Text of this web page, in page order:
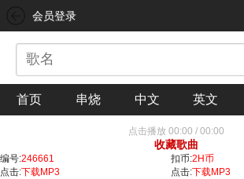
会员登录
首页 串烧 中文 英文
点击播放 00:00 / 00:00
收藏歌曲
编号:246661 扣币:2H币
点击:下载MP3 点击:下载MP3